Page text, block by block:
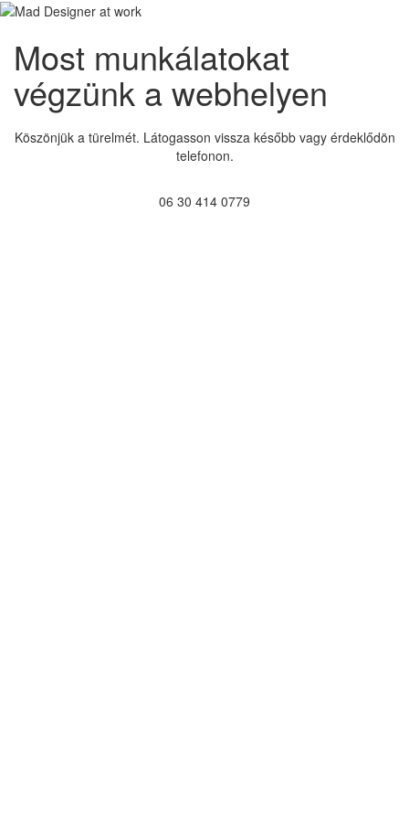
Most munkálatokat
végzünk a webhelyen
Köszönjük a türelmét. Látogasson vissza később vagy érdeklődön
telefonon.
06 30 414 0779